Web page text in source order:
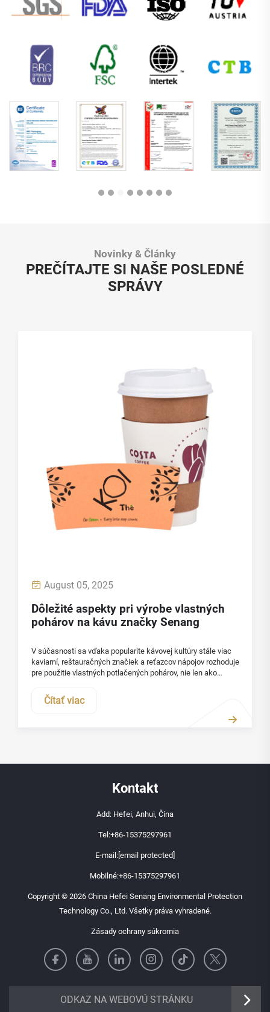
Novinky & Články
PREČÍTAJTE SI NAŠE POSLEDNÉ
SPRÁVY
August 05, 2025
Dôležité aspekty pri výrobe vlastných
pohárov na kávu značky Senang
V súčasnosti sa vďaka popularite kávovej kultúry stále viac
kaviarní, reštauračných značiek a reťazcov nápojov rozhoduje
pre použitie vlastných potlačených pohárov, nie len ako
značky a získanie zákazníkov...
Čítať viac
Kontakt
Add: Hefei, Anhui, Čína
Tel:+86-15375297961
E-mail:[email protected]
Mobilné:+86-15375297961
Copyright © 2026 China Hefei Senang Environmental Protection
Technology Co., Ltd. Všetky práva vyhradené.
Zásady ochrany súkromia
ODKAZ NA WEBOVÚ STRÁNKU
https://senangbz.en.alibaba.com